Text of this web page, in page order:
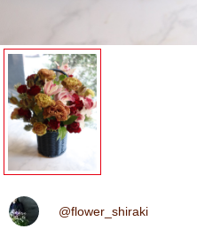
@flower_shiraki